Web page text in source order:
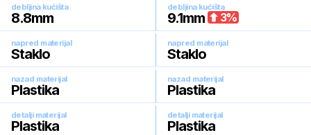
debljina kućišta
8.8mm
debljina kućišta
9.1mm 3%
napred materijal
Staklo
napred materijal
Staklo
nazad materijal
Plastika
nazad materijal
Plastika
detalji materijal
Plastika
detalji materijal
Plastika